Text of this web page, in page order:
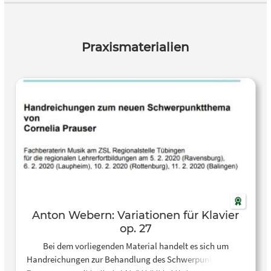
Praxismaterialien
Anton Webern: Variationen für Klavier
op. 27
Bei dem vorliegenden Material handelt es sich um
Handreichungen zur Behandlung des Schwerpunktthemas